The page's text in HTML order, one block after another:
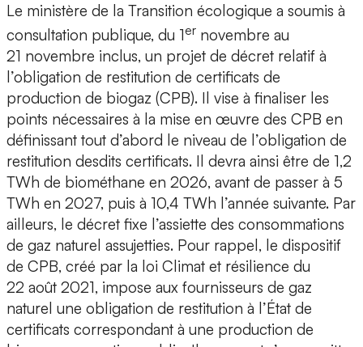
Le ministère de la Transition écologique a soumis à
consultation publique, du 1er novembre au
21 novembre inclus, un projet de décret relatif à
l’obligation de restitution de certificats de
production de biogaz (CPB). Il vise à finaliser les
points nécessaires à la mise en œuvre des CPB en
définissant tout d’abord le niveau de l’obligation de
restitution desdits certificats. Il devra ainsi être de 1,2
TWh de biométhane en 2026, avant de passer à 5
TWh en 2027, puis à 10,4 TWh l’année suivante. Par
ailleurs, le décret fixe l’assiette des consommations
de gaz naturel assujetties. Pour rappel, le dispositif
de CPB, créé par la loi Climat et résilience du
22 août 2021, impose aux fournisseurs de gaz
naturel une obligation de restitution à l’État de
certificats correspondant à une production de